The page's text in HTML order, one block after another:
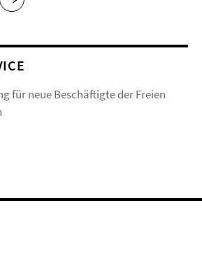
für neue Beschäftigte der Freien